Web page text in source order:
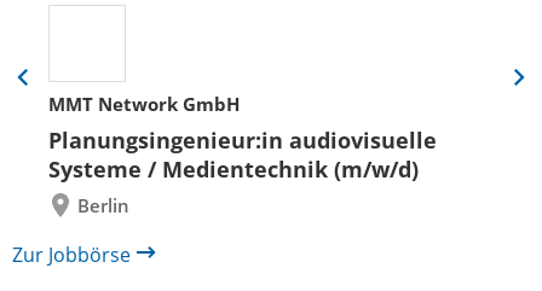
MMT Network GmbH
Planungsingenieur:in audiovisuelle
Systeme / Medientechnik (m/w/d)
Berlin
Eine
Folie
zurück
Eine
Zur Jobbörse